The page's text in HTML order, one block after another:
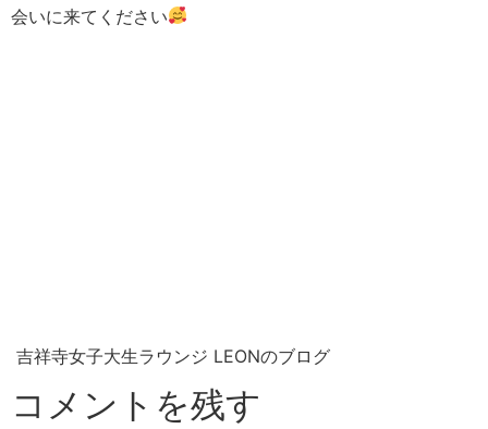
会いに来てください
吉祥寺女子大生ラウンジ LEONのブログ
コメントを残す